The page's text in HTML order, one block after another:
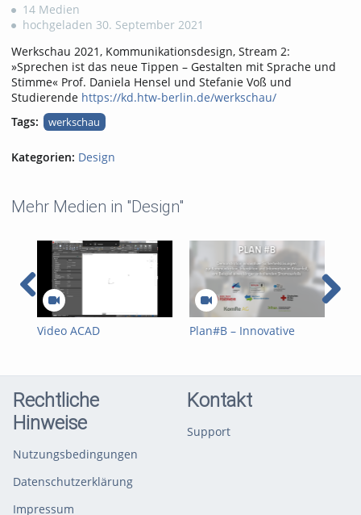
14 Medien
hochgeladen 30. September 2021
Werkschau 2021, Kommunikationsdesign, Stream 2:
»Sprechen ist das neue Tippen – Gestalten mit Sprache und
Stimme« Prof. Daniela Hensel und Stefanie Voß und
Studierende https://kd.htw-berlin.de/werkschau/
Tags:
werkschau
Kategorien: Design
Mehr Medien in "Design"
Video ACAD
Plan#B – Innovative
Rechtliche
Hinweise
Nutzungsbedingungen
Datenschutzerklärung
Impressum
Kontakt
Support